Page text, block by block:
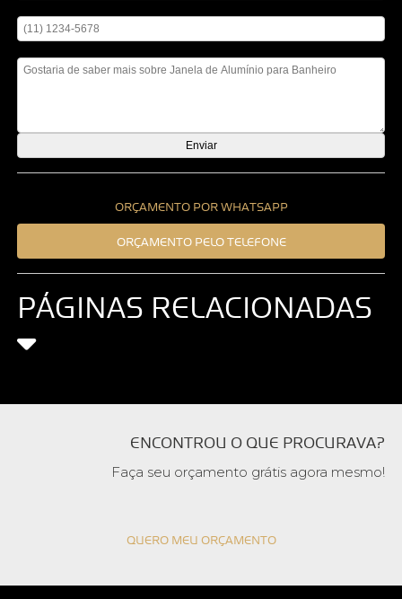
ORÇAMENTO POR WHATSAPP
ORÇAMENTO PELO TELEFONE
PÁGINAS RELACIONADAS
ENCONTROU O QUE PROCURAVA?
Faça seu orçamento grátis agora mesmo!
QUERO MEU ORÇAMENTO